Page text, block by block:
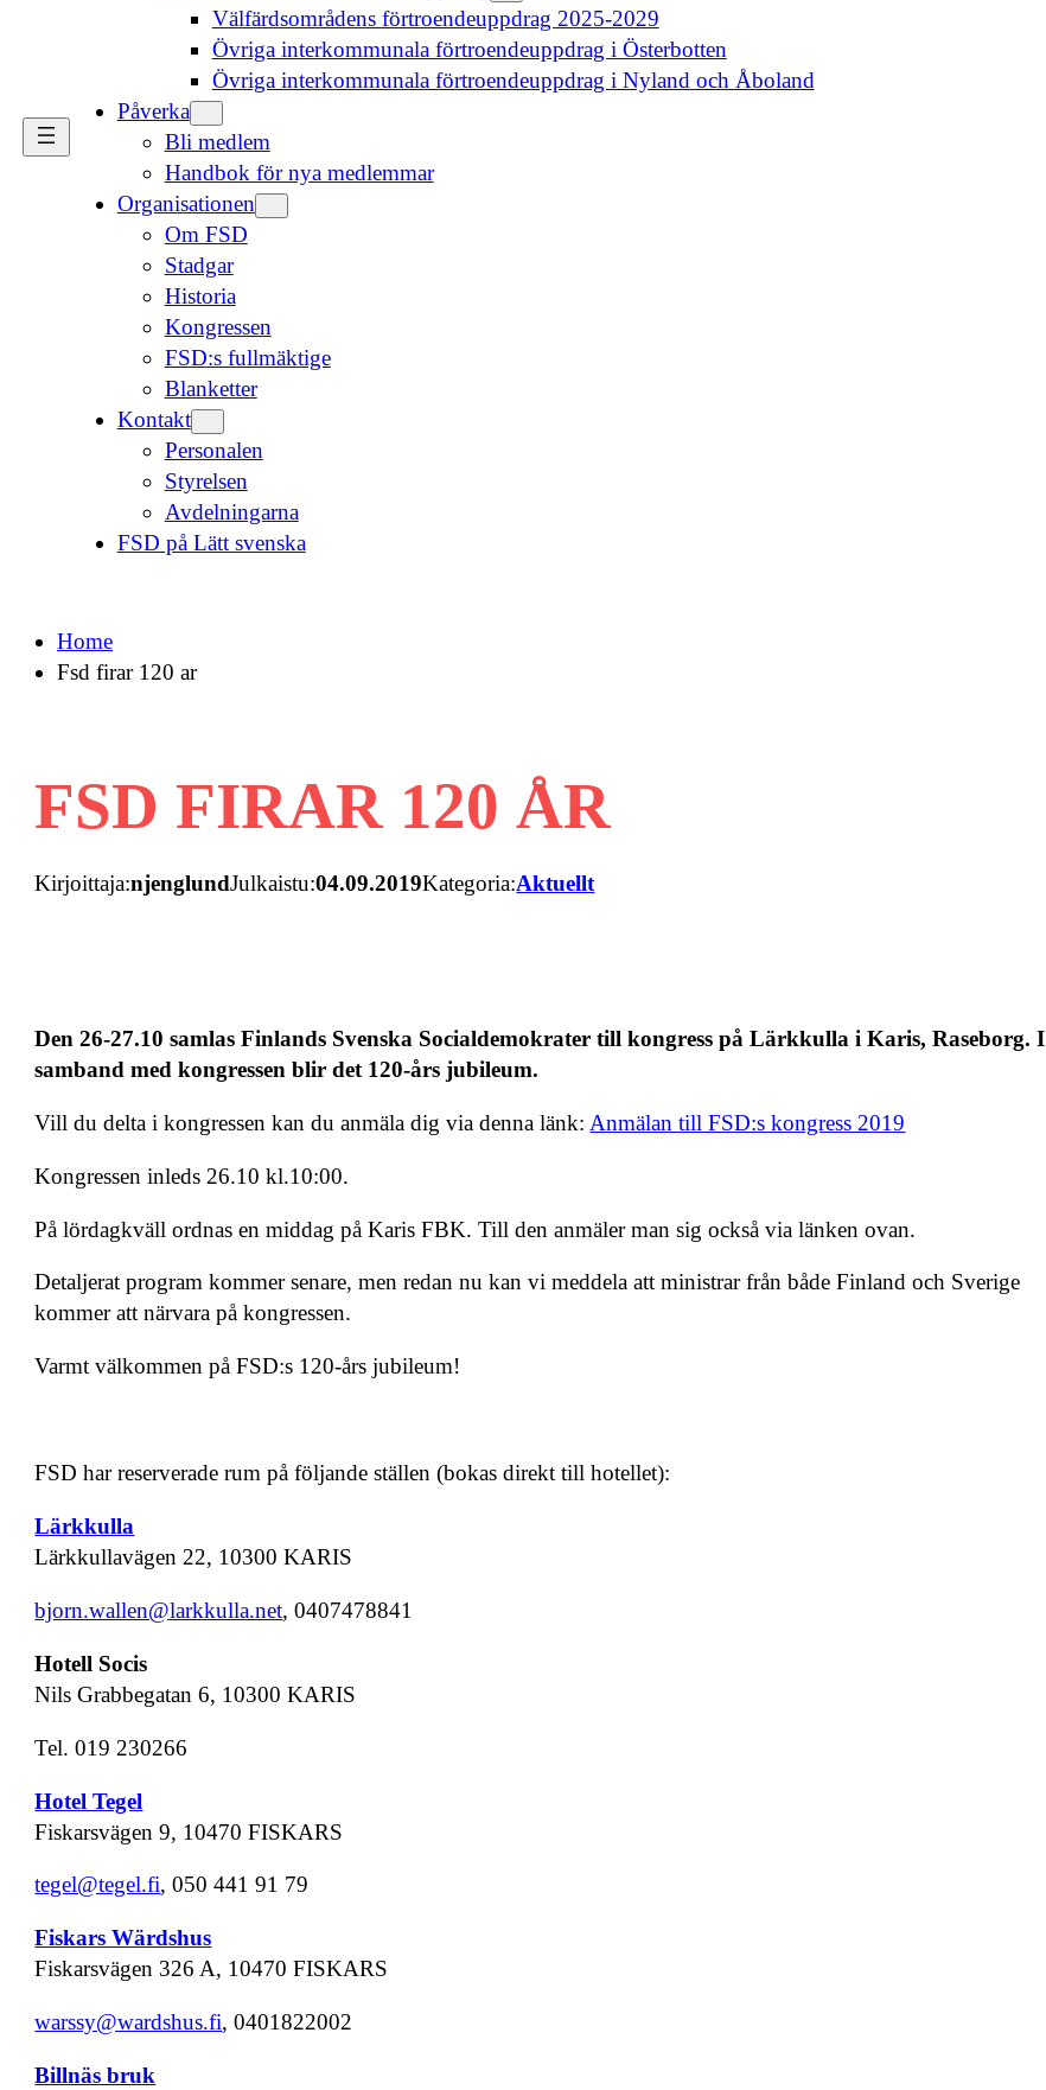
Välfärdsområdens förtroendeuppdrag 2025-2029
Övriga interkommunala förtroendeuppdrag i Österbotten
Övriga interkommunala förtroendeuppdrag i Nyland och Åboland
Påverka
Bli medlem
Handbok för nya medlemmar
Organisationen
Om FSD
Stadgar
Historia
Kongressen
FSD:s fullmäktige
Blanketter
Kontakt
Personalen
Styrelsen
Avdelningarna
FSD på Lätt svenska
Home
Fsd firar 120 ar
FSD FIRAR 120 ÅR
Kirjoittaja:njenglundJulkaistu:04.09.2019Kategoria:Aktuellt
Den 26-27.10 samlas Finlands Svenska Socialdemokrater till kongress på Lärkkulla i Karis, Raseborg. I
samband med kongressen blir det 120-års jubileum.
Vill du delta i kongressen kan du anmäla dig via denna länk: Anmälan till FSD:s kongress 2019
Kongressen inleds 26.10 kl.10:00.
På lördagkväll ordnas en middag på Karis FBK. Till den anmäler man sig också via länken ovan.
Detaljerat program kommer senare, men redan nu kan vi meddela att ministrar från både Finland och Sverige
kommer att närvara på kongressen.
Varmt välkommen på FSD:s 120-års jubileum!
FSD har reserverade rum på följande ställen (bokas direkt till hotellet):
Lärkkulla
Lärkkullavägen 22, 10300 KARIS
bjorn.wallen@larkkulla.net, 0407478841
Hotell Socis
Nils Grabbegatan 6, 10300 KARIS
Tel. 019 230266
Hotel Tegel
Fiskarsvägen 9, 10470 FISKARS
tegel@tegel.fi, 050 441 91 79
Fiskars Wärdshus
Fiskarsvägen 326 A, 10470 FISKARS
warssy@wardshus.fi, 0401822002
Billnäs bruk